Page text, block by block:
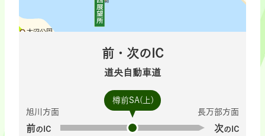
前・次のIC
道央自動車道
樽前SA(上)
旭川方面
前のIC
長万部方面
次のIC